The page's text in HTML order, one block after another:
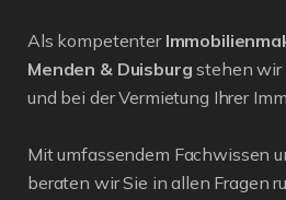
Als kompetenter
Menden & Duisburg stehen wir
und bei der Vermietung Ihrer
Mit umfassendem Fachwissen
beraten wir Sie in allen Fragen